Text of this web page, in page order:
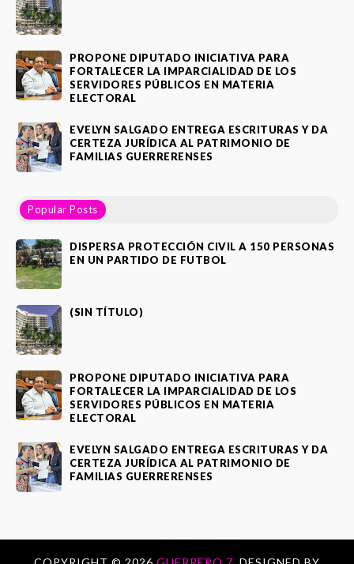
PROPONE DIPUTADO INICIATIVA PARA
FORTALECER LA IMPARCIALIDAD DE LOS
SERVIDORES PÚBLICOS EN MATERIA
ELECTORAL
EVELYN SALGADO ENTREGA ESCRITURAS Y DA
CERTEZA JURÍDICA AL PATRIMONIO DE
FAMILIAS GUERRERENSES
Popular Posts
DISPERSA PROTECCIÓN CIVIL A 150 PERSONAS
EN UN PARTIDO DE FUTBOL
(SIN TÍTULO)
PROPONE DIPUTADO INICIATIVA PARA
FORTALECER LA IMPARCIALIDAD DE LOS
SERVIDORES PÚBLICOS EN MATERIA
ELECTORAL
EVELYN SALGADO ENTREGA ESCRITURAS Y DA
CERTEZA JURÍDICA AL PATRIMONIO DE
FAMILIAS GUERRERENSES